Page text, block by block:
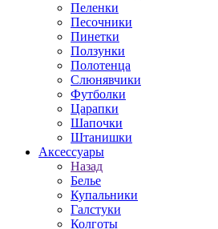
Пеленки
Песочники
Пинетки
Ползунки
Полотенца
Слюнявчики
Футболки
Царапки
Шапочки
Штанишки
Аксессуары
Назад
Белье
Купальники
Галстуки
Колготы